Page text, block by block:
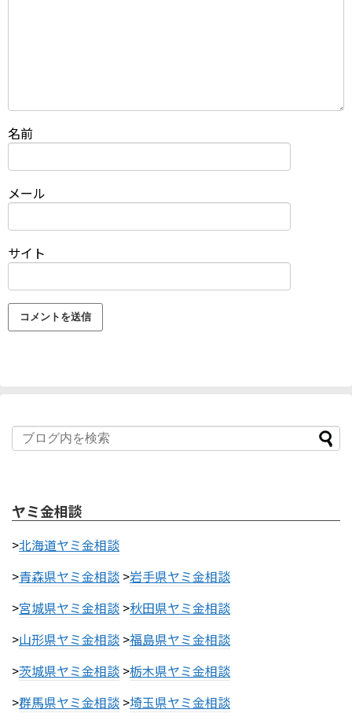
名前
メール
サイト
ヤミ金相談
>北海道ヤミ金相談
>青森県ヤミ金相談 >岩手県ヤミ金相談
>宮城県ヤミ金相談 >秋田県ヤミ金相談
>山形県ヤミ金相談 >福島県ヤミ金相談
>茨城県ヤミ金相談 >栃木県ヤミ金相談
>群馬県ヤミ金相談 >埼玉県ヤミ金相談